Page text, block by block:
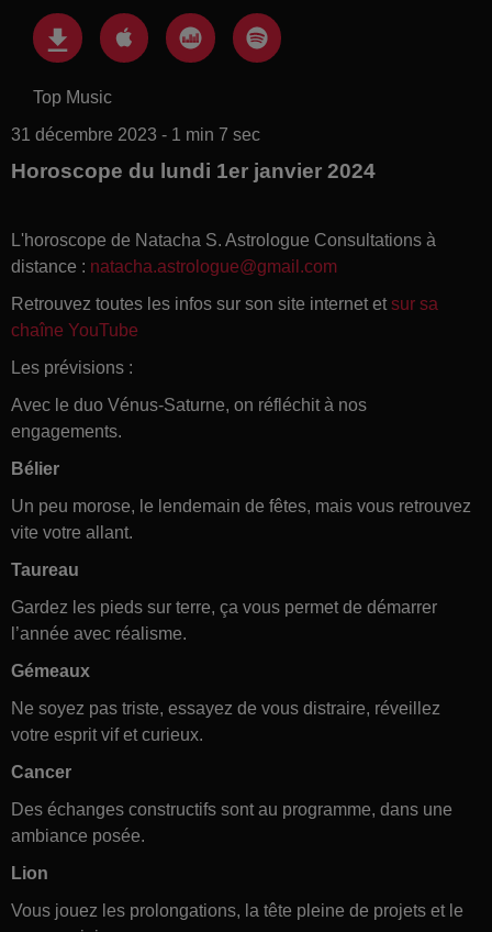
Top Music
31 décembre 2023 - 1 min 7 sec
Horoscope du lundi 1er janvier 2024
L'horoscope de Natacha S. Astrologue Consultations à
distance : natacha.astrologue@gmail.com
Retrouvez toutes les infos sur son site internet et sur sa
chaîne YouTube
Les prévisions :
Avec le duo Vénus-Saturne, on réfléchit à nos
engagements.
Bélier
Un peu morose, le lendemain de fêtes, mais vous retrouvez
vite votre allant.
Taureau
Gardez les pieds sur terre, ça vous permet de démarrer
l’année avec réalisme.
Gémeaux
Ne soyez pas triste, essayez de vous distraire, réveillez
votre esprit vif et curieux.
Cancer
Des échanges constructifs sont au programme, dans une
ambiance posée.
Lion
Vous jouez les prolongations, la tête pleine de projets et le